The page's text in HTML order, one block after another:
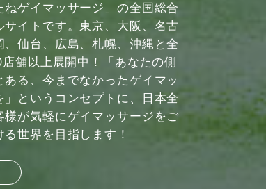
ねゲイマッサージ」の全国総合
サイトです。東京、大阪、名古
、仙台、広島、札幌、沖縄と全
舗以上展開中！「あなたの側
ある、今までなかったゲイマッ
」というコンセプトに、日本全
様が気軽にゲイマッサージをご
る世界を目指します！